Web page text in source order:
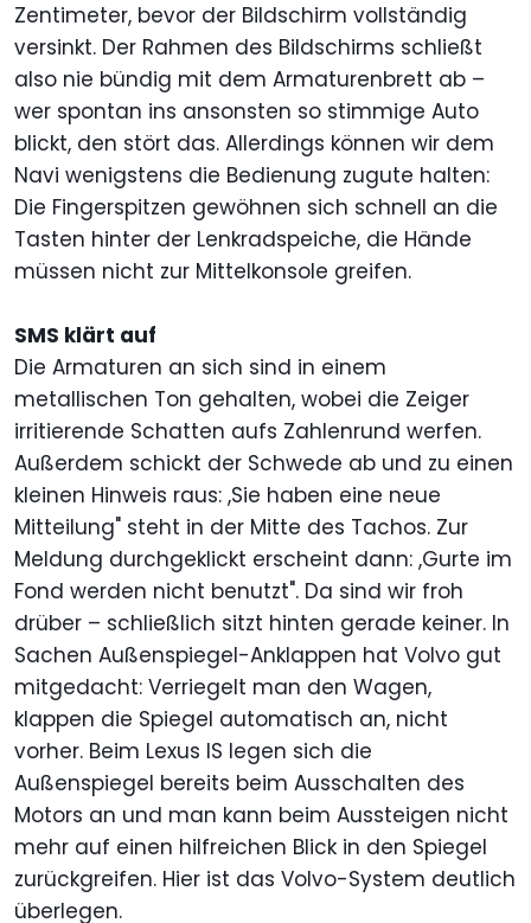
Zentimeter, bevor der Bildschirm vollständig
versinkt. Der Rahmen des Bildschirms schließt
also nie bündig mit dem Armaturenbrett ab –
wer spontan ins ansonsten so stimmige Auto
blickt, den stört das. Allerdings können wir dem
Navi wenigstens die Bedienung zugute halten:
Die Fingerspitzen gewöhnen sich schnell an die
Tasten hinter der Lenkradspeiche, die Hände
müssen nicht zur Mittelkonsole greifen.
SMS klärt auf
Die Armaturen an sich sind in einem
metallischen Ton gehalten, wobei die Zeiger
irritierende Schatten aufs Zahlenrund werfen.
Außerdem schickt der Schwede ab und zu einen
kleinen Hinweis raus: ,Sie haben eine neue
Mitteilung" steht in der Mitte des Tachos. Zur
Meldung durchgeklickt erscheint dann: ,Gurte im
Fond werden nicht benutzt". Da sind wir froh
drüber – schließlich sitzt hinten gerade keiner. In
Sachen Außenspiegel-Anklappen hat Volvo gut
mitgedacht: Verriegelt man den Wagen,
klappen die Spiegel automatisch an, nicht
vorher. Beim Lexus IS legen sich die
Außenspiegel bereits beim Ausschalten des
Motors an und man kann beim Aussteigen nicht
mehr auf einen hilfreichen Blick in den Spiegel
zurückgreifen. Hier ist das Volvo-System deutlich
überlegen.